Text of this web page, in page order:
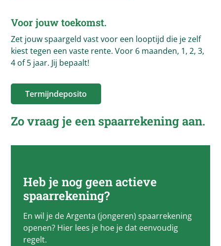
Voor jouw toekomst.
Zet jouw spaargeld vast voor een looptijd die je zelf
kiest tegen een vaste rente. Voor 6 maanden, 1, 2, 3,
4 of 5 jaar. Jij bepaalt!
Termijndeposito
Zo vraag je een spaarrekening aan.
Heb je nog geen actieve
spaarrekening?
En wil je de Argenta (jongeren) spaarrekening
openen? Hier lees je hoe je dat eenvoudig
regelt.